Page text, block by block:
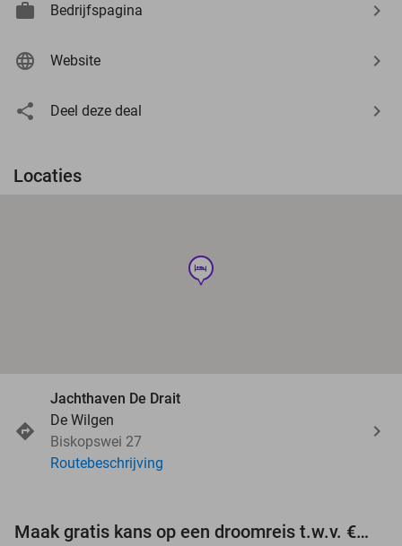
Bedrijfspagina
Website
Deel deze deal
Locaties
hotel
Jachthaven De Drait
De Wilgen
Biskopswei 27
Routebeschrijving
Maak gratis kans op een droomreis t.w.v. €3.000!